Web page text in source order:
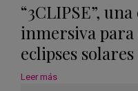
“3CLIPSE”,
inmersiva
eclipses solares
Leer más